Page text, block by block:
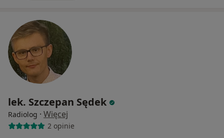
lek. Szczepan Sędek
Radiolog · Więcej
2 opinie